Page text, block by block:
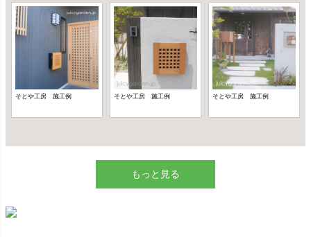
もっと見る